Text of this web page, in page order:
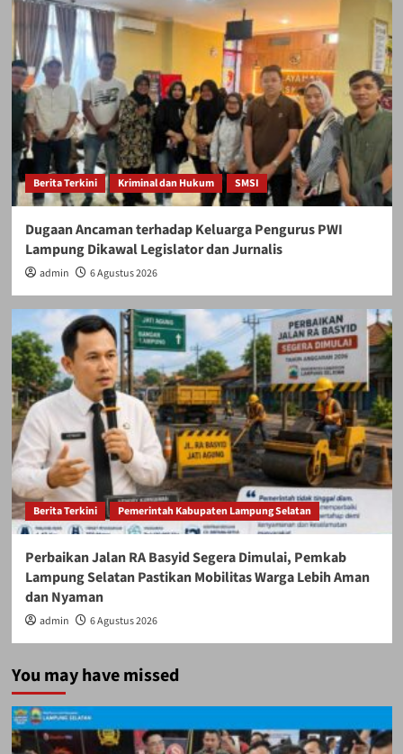
Berita Terkini Kriminal dan Hukum SMSI
Dugaan Ancaman terhadap Keluarga Pengurus PWI
Lampung Dikawal Legislator dan Jurnalis
admin 6 Agustus 2026
Berita Terkini Pemerintah Kabupaten Lampung Selatan
Perbaikan Jalan RA Basyid Segera Dimulai, Pemkab
Lampung Selatan Pastikan Mobilitas Warga Lebih Aman
dan Nyaman
admin 6 Agustus 2026
You may have missed